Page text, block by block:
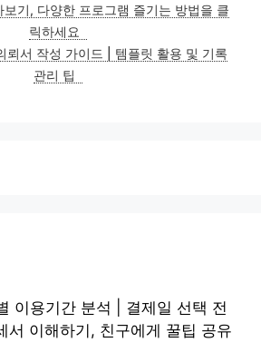
테
고
리
보기, 다양한 프로그램 즐기는 방법을 클
릭하세요
뢰서 작성 가이드 | 템플릿 활용 및 기록
관리 팁
이용기간 분석 | 결제일 선택 전
서 이해하기, 친구에게 꿀팁 공유